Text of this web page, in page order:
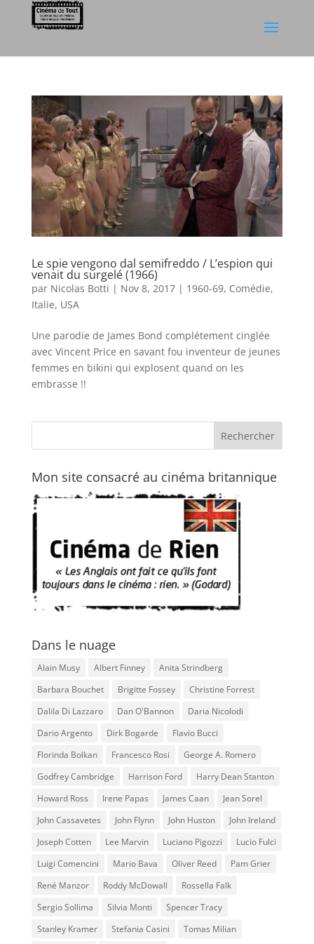
Le spie vengono dal semifreddo / L’espion qui
venait du surgelé (1966)
par Nicolas Botti | Nov 8, 2017| 1960-69, Comédie,
Italie, USA
Une parodie de James Bond complétement cinglée
avec Vincent Price en savant fou inventeur de jeunes
femmes en bikini qui explosent quand on les
embrasse !!
Mon site consacré au cinéma britannique
Dans le nuage
Alain Musy Albert Finney
Anita Strindberg
Barbara Bouchet
Brigitte Fossey
Christine Forrest
Dalila Di Lazzaro
Dan O'Bannon
Daria Nicolodi
Dario Argento
Dirk Bogarde
Flavio Bucci
Florinda Bolkan
Francesco Rosi
George A. Romero
Godfrey Cambridge
Harrison Ford
Harry Dean Stanton
Howard Ross
Irene Papas James Caan
Jean Sorel
John Cassavetes
John Flynn John Huston
John Ireland
Joseph Cotten
Lee Marvin Luciano Pigozzi
Lucio Fulci
Luigi Comencini
Mario Bava Oliver Reed
Pam Grier
René Manzor
Roddy McDowall
Rossella Falk
Sergio Sollima
Silvia Monti
Spencer Tracy
Stanley Kramer
Stefania Casini Tomas Milian